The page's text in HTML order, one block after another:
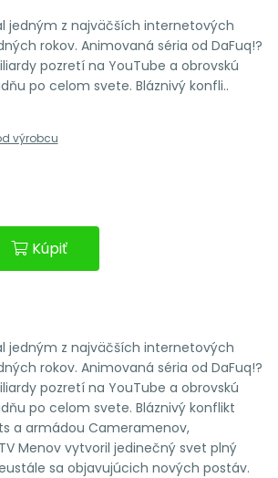
jedným z najväčších internetových
rokov. Animovaná séria od DaFuq!?
pozretí na YouTube a obrovskú
po celom svete. Bláznivý konfli..
výrobcu
Kúpiť
jedným z najväčších internetových
rokov. Animovaná séria od DaFuq!?
pozretí na YouTube a obrovskú
po celom svete. Bláznivý konflikt
a armádou Cameramenov,
Menov vytvoril jedinečný svet plný
sa objavujúcich nových postáv.